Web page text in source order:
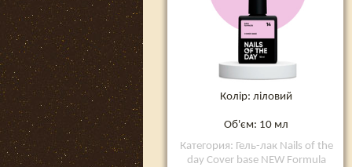
Колір: ліловий
Об'єм: 10 мл
Категория: Гель-лак Nails of the
day Cover base NEW Formula